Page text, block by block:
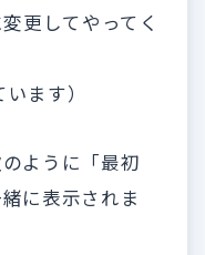
更してやってく
ます）
ように「最初
に表示されま